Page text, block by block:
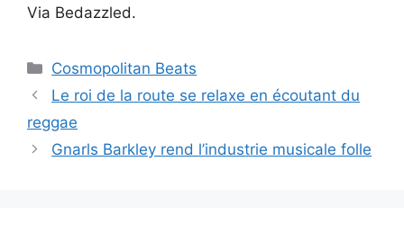
Via Bedazzled.
Catégories
Cosmopolitan Beats
Le roi de la route se relaxe en écoutant du
reggae
Gnarls Barkley rend l’industrie musicale folle